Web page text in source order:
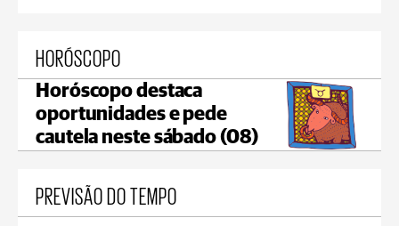
HORÓSCOPO
Horóscopo destaca
oportunidades e pede
cautela neste sábado (08)
PREVISÃO DO TEMPO